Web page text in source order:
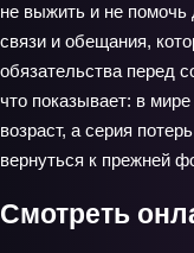
не выжить и не
связи и обещания,
обязательства перед
что показывает: в
возраст, а серия
вернуться к прежней
Смотреть